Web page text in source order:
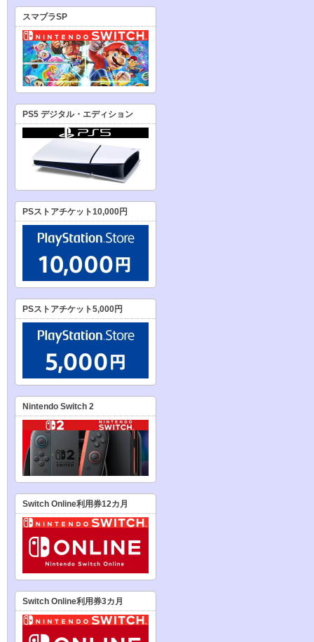
スマブラSP
PS5 デジタル・エディション
PSストアチケット10,000円
PSストアチケット5,000円
Nintendo Switch 2
Switch Online利用券12カ月
Switch Online利用券3カ月